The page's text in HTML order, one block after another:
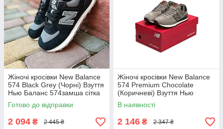
Жіночі кросівки New Balance
574 Black Grey (Чорні) Взуття
Нью Баланс 574замша сітка
повсякденні демісезон
Готово до відправки
2 094 ₴ 2 445 ₴
Жіночі кросівки New Balance
574 Premium Chocolate
(Коричневі) Взуття Нью
Баланс 574 натуральний
замш демісезон
В наявності
2 146 ₴ 2 347 ₴